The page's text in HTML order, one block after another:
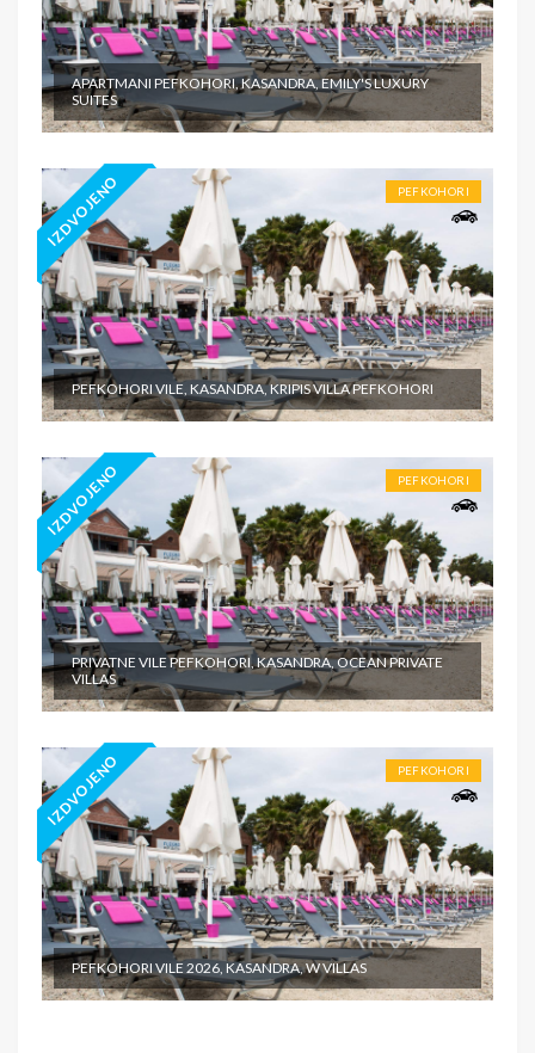
APARTMANI PEFKOHORI, KASANDRA, EMILY'S LUXURY
SUITES
IZDVOJENO PEFKOHORI
PEFKOHORI VILE, KASANDRA, KRIPIS VILLA PEFKOHORI
IZDVOJENO PEFKOHORI
PRIVATNE VILE PEFKOHORI, KASANDRA, OCEAN PRIVATE
VILLAS
IZDVOJENO PEFKOHORI
PEFKOHORI VILE 2026, KASANDRA, W VILLAS